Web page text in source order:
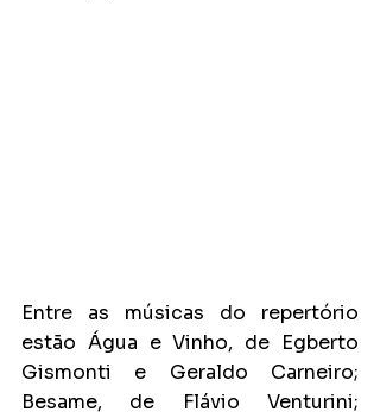
Entre as músicas do repertório
estão Água e Vinho, de Egberto
Gismonti e Geraldo Carneiro;
Besame, de Flávio Venturini;